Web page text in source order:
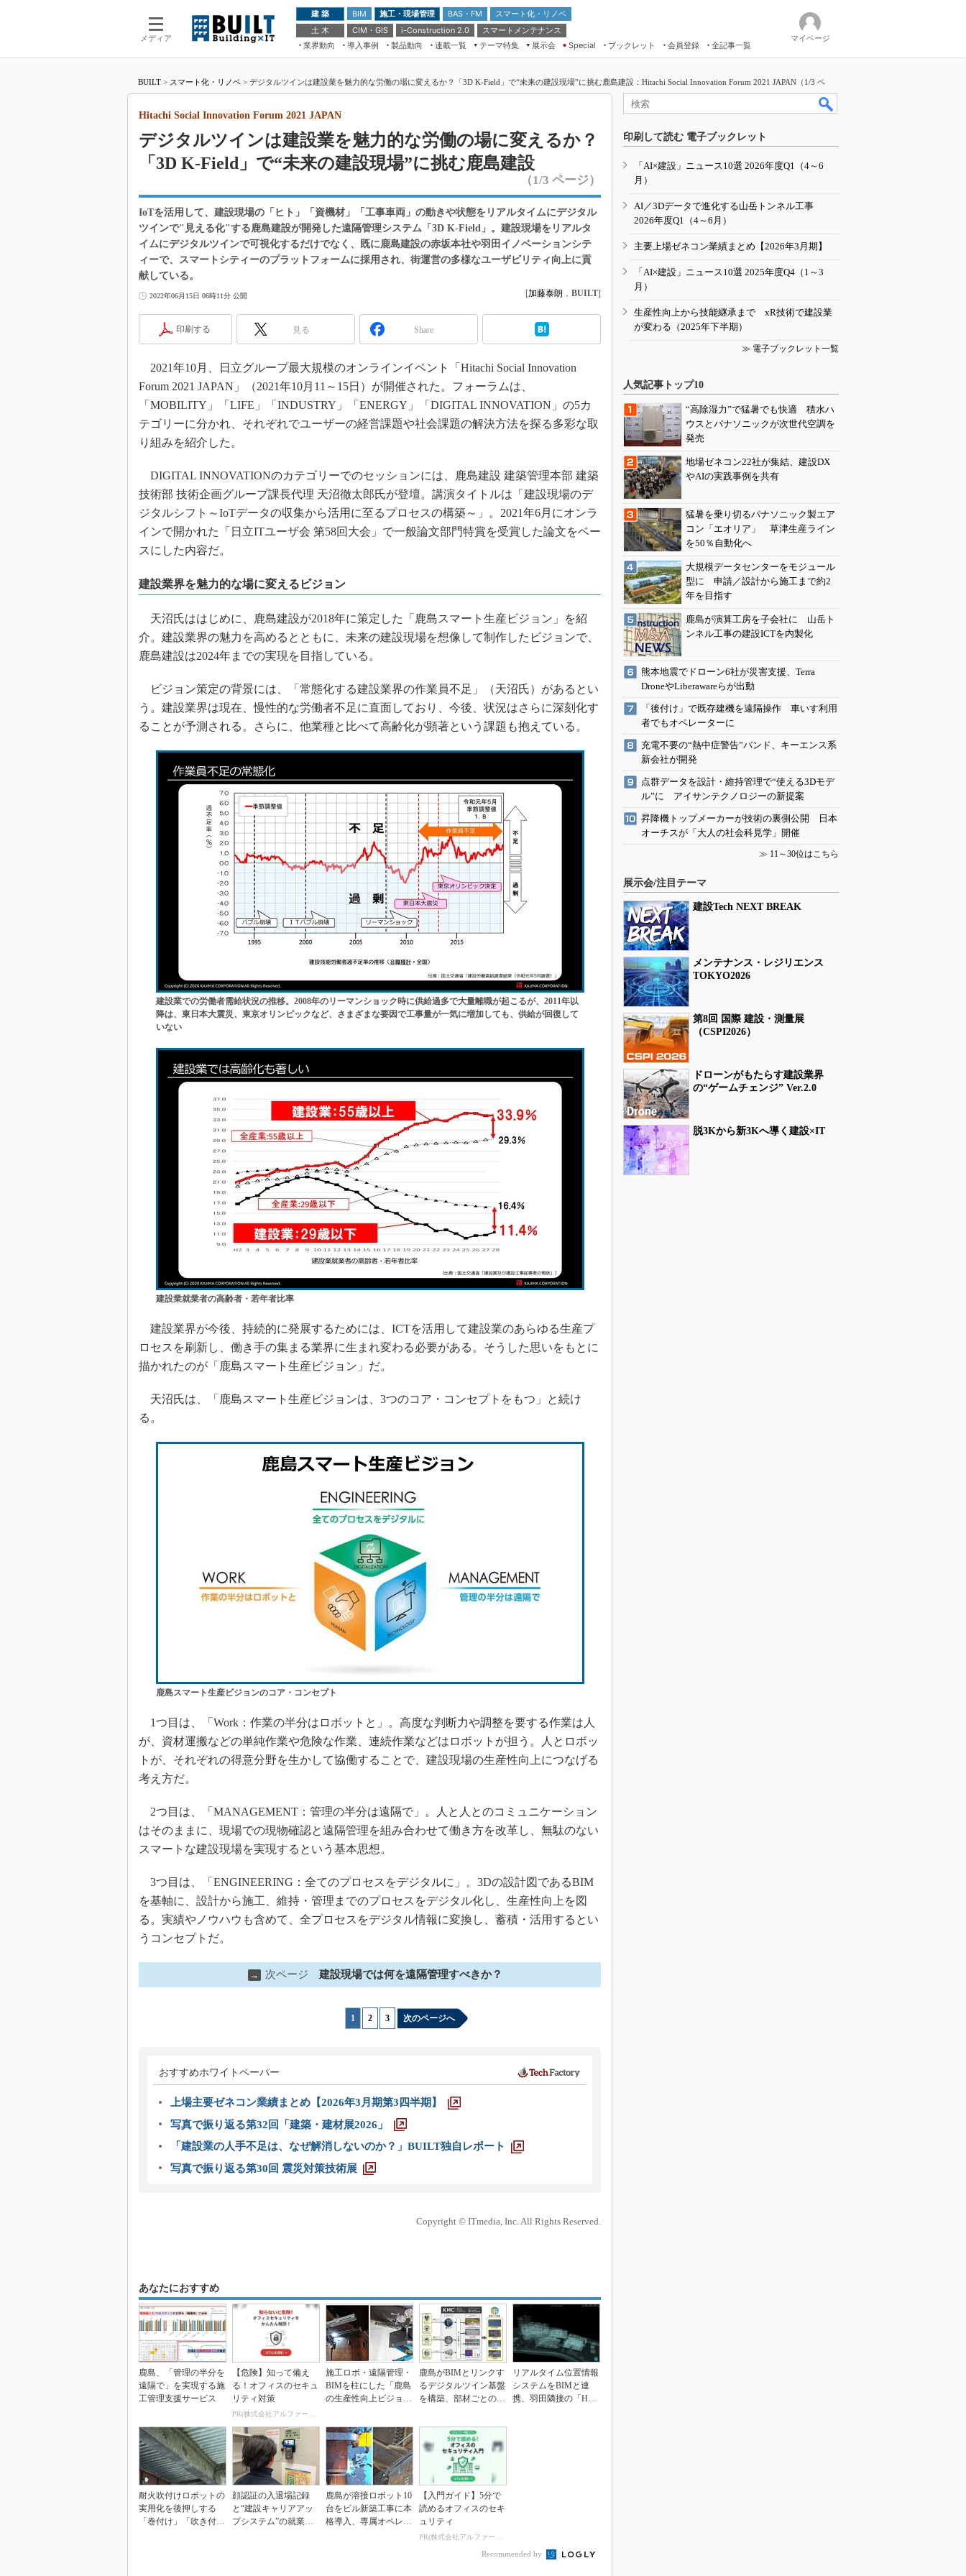
メディア
建 築 BIM 施工・現場管理 BAS・FM
スマート化・リノベ
土 木
CIM・GIS i-Construction 2.0
スマートメンテナンス
業界動向
導入事例 製品動向 連載一覧
テーマ特集
ドローンがもたらす建設業界の“ゲー
ムチェンジ” Ver.2.0
脱3Kから新3Kへ導く建設×IT
“Society5.0”時代のスマートビル
VR／ARが描くモノづくりのミライ
展示会
第8回 国際 建設・測量展
築・土木・不動産の先端技術展－
Japan Drone 2023
2020
日本 ものづくりワールド 2020
メンテナンス・レジリエンスTOKYO
2019
Special ブックレット 会員登録 全記事一覧
マイページ
BUILT > スマート化・リノベ > デジタルツインは建設業を魅力的な労働の場に変えるか？「3D K-Field」で“未来の建設現場”に挑む鹿島建設：Hitachi Social Innovation Forum 2021 JAPAN（1/3 ペ
デジタルツインは建設業を魅力的な労働の場に変えるか？
「3D K-Field」で“未来の建設現場”に挑む鹿島建設
Hitachi Social Innovation Forum 2021 JAPAN
（1/3 ページ）
IoTを活用して、建設現場の「ヒト」「資機材」「工事車両」の動きや状態をリアルタイムにデジタル
ツインで"見える化"する鹿島建設が開発した遠隔管理システム「3D K-Field」。建設現場をリアルタ
イムにデジタルツインで可視化するだけでなく、既に鹿島建設の赤坂本社や羽田イノベーションシテ
ィーで、スマートシティーのプラットフォームに採用され、街運営の多様なユーザビリティ向上に貢
献している。
2022年06月15日 06時11分 公開 [加藤泰朗 ， BUILT]
印刷する 見る Share
2021年10月、日立グループ最大規模のオンラインイベント「Hitachi Social Innovation
Forum 2021 JAPAN」（2021年10月11～15日）が開催された。フォーラムは、
「MOBILITY」「LIFE」「INDUSTRY」「ENERGY」「DIGITAL INNOVATION」の5カ
テゴリーに分かれ、それぞれでユーザーの経営課題や社会課題の解決方法を探る多彩な取
り組みを紹介した。
DIGITAL INNOVATIONのカテゴリーでのセッションには、鹿島建設 建築管理本部 建築
技術部 技術企画グループ課長代理 天沼徹太郎氏が登壇。講演タイトルは「建設現場のデ
ジタルシフト～IoTデータの収集から活用に至るプロセスの構築～」。2021年6月にオンラ
インで開かれた「日立ITユーザ会 第58回大会」で一般論文部門特賞を受賞した論文をベー
スにした内容だ。
建設業界を魅力的な場に変えるビジョン
天沼氏ははじめに、鹿島建設が2018年に策定した「鹿島スマート生産ビジョン」を紹
介。建設業界の魅力を高めるとともに、未来の建設現場を想像して制作したビジョンで、
鹿島建設は2024年までの実現を目指している。
ビジョン策定の背景には、「常態化する建設業界の作業員不足」（天沼氏）があるとい
う。建設業界は現在、慢性的な労働者不足に直面しており、今後、状況はさらに深刻化す
ることが予測される。さらに、他業種と比べて高齢化が顕著という課題も抱えている。
建設業での労働者需給状況の推移。2008年のリーマンショック時に供給過多で大量離職が起こるが、2011年以
降は、東日本大震災、東京オリンピックなど、さまざまな要因で工事量が一気に増加しても、供給が回復して
いない
建設業就業者の高齢者・若年者比率
建設業界が今後、持続的に発展するためには、ICTを活用して建設業のあらゆる生産プ
ロセスを刷新し、働き手の集まる業界に生まれ変わる必要がある。そうした思いをもとに
描かれたのが「鹿島スマート生産ビジョン」だ。
天沼氏は、「鹿島スマート生産ビジョンは、3つのコア・コンセプトをもつ」と続け
る。
鹿島スマート生産ビジョンのコア・コンセプト
1つ目は、「Work：作業の半分はロボットと」。高度な判断力や調整を要する作業は人
が、資材運搬などの単純作業や危険な作業、連続作業などはロボットが担う。人とロボッ
トが、それぞれの得意分野を生かして協働することで、建設現場の生産性向上につなげる
考え方だ。
2つ目は、「MANAGEMENT：管理の半分は遠隔で」。人と人とのコミュニケーション
はそのままに、現場での現物確認と遠隔管理を組み合わせて働き方を改革し、無駄のない
スマートな建設現場を実現するという基本思想。
3つ目は、「ENGINEERING：全てのプロセスをデジタルに」。3Dの設計図であるBIM
を基軸に、設計から施工、維持・管理までのプロセスをデジタル化し、生産性向上を図
る。実績やノウハウも含めて、全プロセスをデジタル情報に変換し、蓄積・活用するとい
うコンセプトだ。
→ 次ページ 建設現場では何を遠隔管理すべきか？
1 2 3 次のページへ
おすすめホワイトペーパー
上場主要ゼネコン業績まとめ【2026年3月期第3四半期】
写真で振り返る第32回「建築・建材展2026」
「建設業の人手不足は、なぜ解消しないのか？」BUILT独自レポート
写真で振り返る第30回 震災対策技術展
Copyright © ITmedia, Inc. All Rights Reserved.
あなたにおすすめ
鹿島、「管理の半分を
遠隔で」を実現する施
工管理支援サービス
【危険】知って備え
る！オフィスのセキュ
リティ対策
PR(株式会社アルファーテクノ)
施工ロボ・遠隔管理・
BIMを柱にした「鹿島
の生産性向上ビジョ
鹿島がBIMとリンクす
るデジタルツイン基盤
を構築、部材ごとの施
リアルタイム位置情報
システムをBIMと連
携、羽田隣接の「HICi
耐火吹付けロボットの
実用化を後押しする
「巻付け」「吹き付
顔認証の入退場記録
と“建設キャリアアッ
プシステム”の就業履
鹿島が溶接ロボット10
台をビル新築工事に本
格導入、専属オペレー
【入門ガイド】5分で
読めるオフィスのセキ
ュリティ
PR(株式会社アルファーテクノ)
Recommended by
印刷して読む 電子ブックレット
「AI×建設」ニュース10選 2026年度Q1（4～6
月）
AI／3Dデータで進化する山岳トンネル工事
2026年度Q1（4～6月）
主要上場ゼネコン業績まとめ【2026年3月期】
「AI×建設」ニュース10選 2025年度Q4（1～3
月）
生産性向上から技能継承まで xR技術で建設業
が変わる（2025年下半期）
≫ 電子ブックレット一覧
人気記事トップ10
“高除湿力”で猛暑でも快適 積水ハ
ウスとパナソニックが次世代空調を
発売
地場ゼネコン22社が集結、建設DX
やAIの実践事例を共有
猛暑を乗り切るパナソニック製エア
コン「エオリア」 草津生産ライン
を50％自動化へ
大規模データセンターをモジュール
型に 申請／設計から施工まで約2
年を目指す
鹿島が演算工房を子会社に 山岳ト
ンネル工事の建設ICTを内製化
熊本地震でドローン6社が災害支援、Terra
DroneやLiberawareらが出動
「後付け」で既存建機を遠隔操作 車いす利用
者でもオペレーターに
充電不要の“熱中症警告”バンド、キーエンス系
新会社が開発
点群データを設計・維持管理で“使える3Dモデ
ル”に アイサンテクノロジーの新提案
昇降機トップメーカーが技術の裏側公開 日本
オーチスが「大人の社会科見学」開催
≫ 11～30位はこちら
展示会/注目テーマ
建設Tech NEXT BREAK
メンテナンス・レジリエンス
TOKYO2026
第8回 国際 建設・測量展
（CSPI2026）
ドローンがもたらす建設業界
の“ゲームチェンジ” Ver.2.0
脱3Kから新3Kへ導く建設×IT